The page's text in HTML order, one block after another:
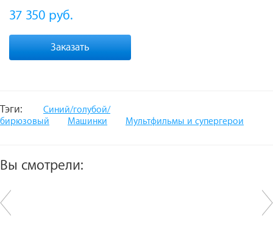
37 350 руб.
Заказать
Тэги:
Синий/голубой/
бирюзовый
Машинки Мультфильмы и супергерои
Вы смотрели: